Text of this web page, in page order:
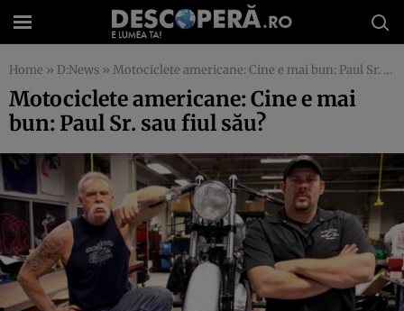
Home » D:News » Motociclete americane: Cine e mai bun: Paul Sr. sau fiul său?
Motociclete americane: Cine e mai
bun: Paul Sr. sau fiul său?